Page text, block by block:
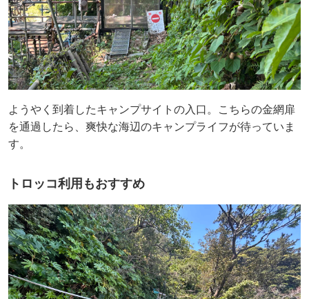
ようやく到着したキャンプサイトの入口。こちらの金網扉
を通過したら、爽快な海辺のキャンプライフが待っていま
す。
トロッコ利用もおすすめ